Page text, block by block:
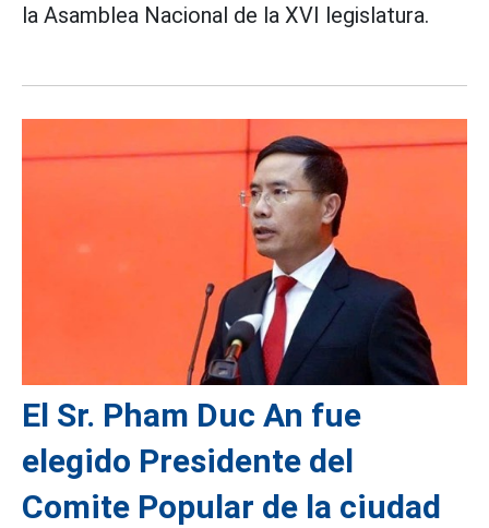
la Asamblea Nacional de la XVI legislatura.
El Sr. Pham Duc An fue
elegido Presidente del
Comite Popular de la ciudad